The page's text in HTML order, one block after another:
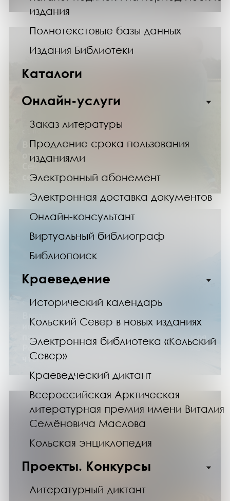
издания
Полнотекстовые базы данных
Издания Библиотеки
Каталоги
Онлайн-услуги
Заказ литературы
Продление срока пользования
изданиями
Электронный абонемент
Электронная доставка документов
Онлайн-консультант
Виртуальный библиограф
Библиопоиск
Краеведение
Исторический календарь
Кольский Север в новых изданиях
Электронная библиотека «Кольский
Север»
Краеведческий диктант
Всероссийская Арктическая
литературная премия имени Виталия
Семёновича Маслова
Кольская энциклопедия
Проекты. Конкурсы
Литературный диктант
с 1 по 30 ноября 2025 года
Выставка «Быть родителями»: ко Дню
отца и матери в России (цикл
СемьеВедение», проект «Счастливая
семья»)
с 1 по 30 ноября 2025 года
Выставка «Владимир Русанов –
исследователь Арктики» (историко-
патриотический проект «Моя страна – моя
Россия», цикл выставок изданий «Русские
чтения»)